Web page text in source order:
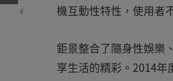
機互動性特性，使用者
鉅景整合了隨身性娛樂
享生活的精彩。2014